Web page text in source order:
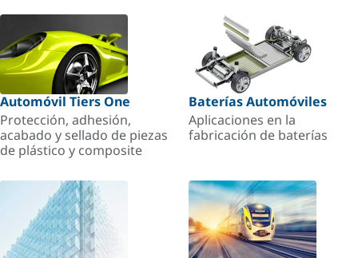
Automóvil Tiers One
Protección, adhesión,
acabado y sellado de piezas
de plástico y composite
Baterías Automóviles
Aplicaciones en la
fabricación de baterías